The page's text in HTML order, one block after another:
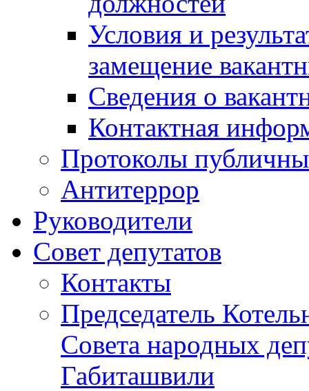
Условия и
замещение
Сведения о
Контактная
Протоколы
Антитеррор
Руководители
Совет депутатов
Контакты
Председатель
Совета народных
Габиташвили